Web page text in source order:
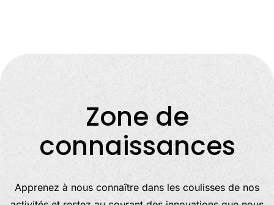
Zone de
connaissances
Apprenez à nous connaître dans les coulisses de nos